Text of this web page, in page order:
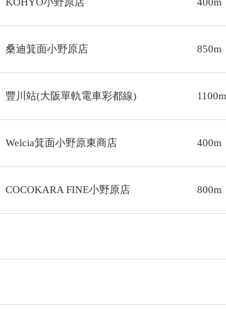
桑迪箕面小野原店 850m
豐川站(大阪單軌電車彩都線) 1100m
Welcia箕面小野原東商店 400m
COCOKARA FINE小野原店 800m